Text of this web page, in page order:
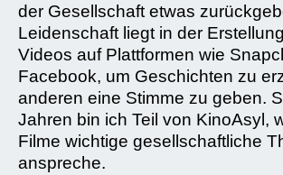
der Gesellschaft etwas
Leidenschaft liegt in der
Videos auf Plattformen wie
Facebook, um Geschichten zu
anderen eine Stimme zu geben.
Jahren bin ich Teil von KinoAsyl,
Filme wichtige gesellschaftliche
anspreche.